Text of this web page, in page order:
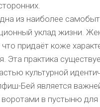
из наиболее
уклад жизни.
придаёт коже
Эта практика
культурной
Бей является
в пустыню для